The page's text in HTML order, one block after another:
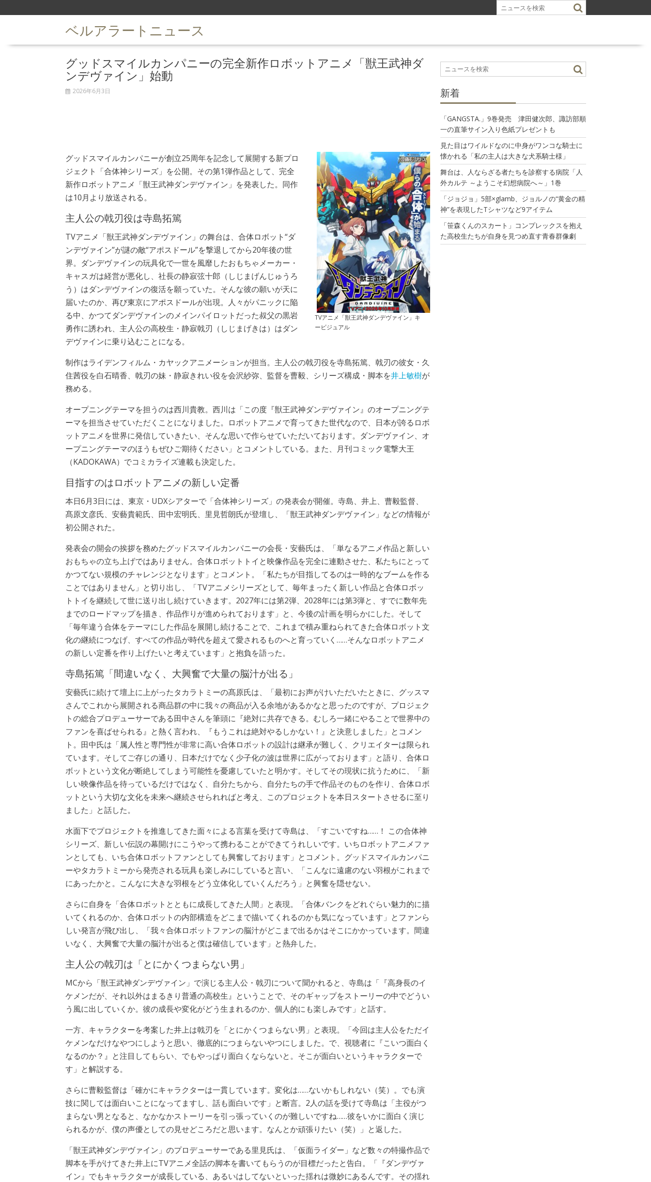
k
ベルアラートニュース
グッドスマイルカンパニーの完全新作ロボットアニメ「獣王武神ダ
ンデヴァイン」始動
2026年6月3日
TVアニメ「獣王武神ダンデヴァイン」キ
ービジュアル
グッドスマイルカンパニーが創立25周年を記念して展開する新プロ
ジェクト「合体神シリーズ」を公開。その第1弾作品として、完全
新作ロボットアニメ「獣王武神ダンデヴァイン」を発表した。同作
は10月より放送される。
主人公の戟刃役は寺島拓篤
TVアニメ「獣王武神ダンデヴァイン」の舞台は、合体ロボット“ダ
ンデヴァイン”が謎の敵“アポスドール”を撃退してから20年後の世
界。ダンデヴァインの玩具化で一世を風靡したおもちゃメーカー・
キャスガは経営が悪化し、社長の静寂弦十郎（しじまげんじゅうろ
う）はダンデヴァインの復活を願っていた。そんな彼の願いが天に
届いたのか、再び東京にアポスドールが出現。人々がパニックに陥
る中、かつてダンデヴァインのメインパイロットだった叔父の黒岩
勇作に誘われ、主人公の高校生・静寂戟刃（しじまげきは）はダン
デヴァインに乗り込むことになる。
制作はライデンフィルム・カヤックアニメーションが担当。主人公の戟刃役を寺島拓篤、戟刃の彼女・久
住茜役を白石晴香、戟刃の妹・静寂きれい役を会沢紗弥、監督を曹毅、シリーズ構成・脚本を井上敏樹が
務める。
オープニングテーマを担うのは西川貴教。西川は「この度『獣王武神ダンデヴァイン』のオープニングテ
ーマを担当させていただくことになりました。ロボットアニメで育ってきた世代なので、日本が誇るロボ
ットアニメを世界に発信していきたい、そんな思いで作らせていただいております。ダンデヴァイン、オ
ープニングテーマのほうもぜひご期待ください」とコメントしている。また、月刊コミック電撃大王
（KADOKAWA）でコミカライズ連載も決定した。
目指すのはロボットアニメの新しい定番
本日6月3日には、東京・UDXシアターで「合体神シリーズ」の発表会が開催。寺島、井上、曹毅監督、
髙原文彦氏、安藝貴範氏、田中宏明氏、里見哲朗氏が登壇し、「獣王武神ダンデヴァイン」などの情報が
初公開された。
発表会の開会の挨拶を務めたグッドスマイルカンパニーの会長・安藝氏は、「単なるアニメ作品と新しい
おもちゃの立ち上げではありません。合体ロボットトイと映像作品を完全に連動させた、私たちにとって
かつてない規模のチャレンジとなります」とコメント。「私たちが目指してるのは一時的なブームを作る
ことではありません」と切り出し、「TVアニメシリーズとして、毎年まったく新しい作品と合体ロボッ
トトイを継続して世に送り出し続けていきます。2027年には第2弾、2028年には第3弾と、すでに数年先
までのロードマップを描き、作品作りが進められております」と、今後の計画を明らかにした。そして
「毎年違う合体をテーマにした作品を展開し続けることで、これまで積み重ねられてきた合体ロボット文
化の継続につなげ、すべての作品が時代を超えて愛されるものへと育っていく……そんなロボットアニメ
の新しい定番を作り上げたいと考えています」と抱負を語った。
寺島拓篤「間違いなく、大興奮で大量の脳汁が出る」
安藝氏に続けて壇上に上がったタカラトミーの髙原氏は、「最初にお声がけいただいたときに、グッスマ
さんでこれから展開される商品群の中に我々の商品が入る余地があるかなと思ったのですが、プロジェク
トの総合プロデューサーである田中さんを筆頭に『絶対に共存できる。むしろ一緒にやることで世界中の
ファンを喜ばせられる』と熱く言われ、『もうこれは絶対やるしかない！』と決意しました」とコメン
ト。田中氏は「属人性と専門性が非常に高い合体ロボットの設計は継承が難しく、クリエイターは限られ
ています。そしてご存じの通り、日本だけでなく少子化の波は世界に広がっております」と語り、合体ロ
ボットという文化が断絶してしまう可能性を憂慮していたと明かす。そしてその現状に抗うために、「新
しい映像作品を待っているだけではなく、自分たちから、自分たちの手で作品そのものを作り、合体ロボ
ットという大切な文化を未来へ継続させられればと考え、このプロジェクトを本日スタートさせるに至り
ました」と話した。
水面下でプロジェクトを推進してきた面々による言葉を受けて寺島は、「すごいですね……！ この合体神
シリーズ、新しい伝説の幕開けにこうやって携わることができてうれしいです。いちロボットアニメファ
ンとしても、いち合体ロボットファンとしても興奮しております」とコメント。グッドスマイルカンパニ
ーやタカラトミーから発売される玩具も楽しみにしていると言い、「こんなに遠慮のない羽根がこれまで
にあったかと。こんなに大きな羽根をどう立体化していくんだろう」と興奮を隠せない。
さらに自身を「合体ロボットとともに成長してきた人間」と表現。「合体バンクをどれぐらい魅力的に描
いてくれるのか、合体ロボットの内部構造をどこまで描いてくれるのかも気になっています」とファンら
しい発言が飛び出し、「我々合体ロボットファンの脳汁がどこまで出るかはそこにかかっています。間違
いなく、大興奮で大量の脳汁が出ると僕は確信しています」と熱弁した。
主人公の戟刃は「とにかくつまらない男」
MCから「獣王武神ダンデヴァイン」で演じる主人公・戟刃について聞かれると、寺島は「『高身長のイ
ケメンだが、それ以外はまるきり普通の高校生』ということで、そのギャップをストーリーの中でどうい
う風に出していくか。彼の成長や変化がどう生まれるのか、個人的にも楽しみです」と話す。
一方、キャラクターを考案した井上は戟刃を「とにかくつまらない男」と表現。「今回は主人公をただイ
ケメンなだけなやつにしようと思い、徹底的につまらないやつにしました。で、視聴者に『こいつ面白く
なるのか？』と注目してもらい、でもやっぱり面白くならないと。そこが面白いというキャラクターで
す」と解説する。
さらに曹毅監督は「確かにキャラクターは一貫しています。変化は……ないかもしれない（笑）。でも演
技に関しては面白いことになってますし、話も面白いです」と断言。2人の話を受けて寺島は「主役がつ
まらない男となると、なかなかストーリーを引っ張っていくのが難しいですね……彼をいかに面白く演じ
られるかが、僕の声優としての見せどころだと思います。なんとか頑張りたい（笑）」と返した。
「獣王武神ダンデヴァイン」のプロデューサーである里見氏は、「仮面ライダー」など数々の特撮作品で
脚本を手がけてきた井上にTVアニメ全話の脚本を書いてもらうのが目標だったと告白。「『ダンデヴァ
イン』でもキャラクターが成長している、あるいはしてないといった揺れは微妙にあるんです。その揺れ
新着
「GANGSTA.」9巻発売 津田健次郎、諏訪部順
一の直筆サイン入り色紙プレゼントも
見た目はワイルドなのに中身がワンコな騎士に
懐かれる「私の主人は大きな犬系騎士様」
舞台は、人ならざる者たちを診察する病院「人
外カルテ ～ようこそ幻想病院へ～」1巻
「ジョジョ」5部×glamb、ジョルノの“黄金の精
神”を表現したTシャツなど9アイテム
「笹森くんのスカート」コンプレックスを抱え
た高校生たちが自身を見つめ直す青春群像劇